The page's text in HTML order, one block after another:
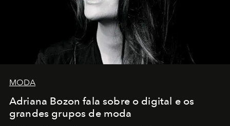
MODA
Adriana Bozon fala sobre o digital e os
grandes grupos de moda